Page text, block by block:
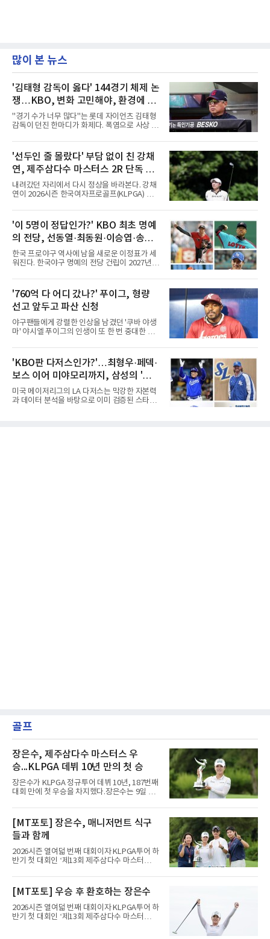
많이 본 뉴스
'김태형 감독이 옳다' 144경기 체제 논
쟁…KBO, 변화 고민해야, 환경에 맞
는 경기 수가 바람직
"경기 수가 너무 많다"는 롯데 자이언츠 김태형
감독이 던진 한마디가 화제다. 폭염으로 사상 초
독은 단순히 더위를 이야기하지 않았다. 우천,
폭염, 부상 등 변수가 늘어나는 현실에서 현재
팀당 144경기 체제가 과연 지속 가능한지 질문
을 던졌다.물론 144경기가 세계적으로 특별히
많은 숫자는 아니다. 메이저리그는 팀당 162경
기, 일본프로야구도 143~144경기를 치른다. 숫
자만 놓고 보면 KBO가 유난히 혹사 구조라고 말
비교하기 어려울 정도로 폭염이 길어지고 강해
지고 있다. 여기에 장마, 이
'선두인 줄 몰랐다' 부담 없이 친 강채
연, 제주삼다수 마스터스 2R 단독 선
두
내려갔던 자리에서 다시 정상을 바라본다. 강채
연이 2026시즌 한국여자프로골프(KLPGA) 투어
억 원, 우승상금 1억8000만 원) 2라운드에서 단
독 선두로 도약했다.강채연은 7일 제주도 서귀
포의 테디밸리 골프앤리조트(파72)에서 열린 2
라운드에서 버디 5개와 보기 1개를 묶어 4언더
파 68타를 쳤다. 중간합계 9언더파 135타로 전
날 공동 4위에서 선두로 올라섰다. 공동 2위 그
룹(8언더파 136타)과는 한 타 차다.이 대회는 그
받았으나, 지난해 상금순위 75위에 그쳐 시드순
위전으로 밀렸고 본선에서도 78위에
'이 5명이 정답인가?' KBO 최초 명예
의 전당, 선동열·최동원·이승엽·송진
우·김응용을 둘러싼 논쟁
한국 프로야구 역사에 남을 새로운 이정표가 세
워진다. 한국야구 명예의 전당 건립이 2027년으
문으로 향하고 있다. "누가 한국 야구 최초의 명
예의 전당 헌액자가 될 것인가?"현재 가장 많이
거론되는 후보군은 선동열, 최동원, 이승엽, 송
진우, 그리고 김응용 감독이다. 한국 야구의 시
대별 상징성과 업적을 고려하면 충분히 설득력
있는 이름들이다.선동열은 한국 야구가 배출한
최고의 투수로 평가받는다. 해태 시절 통산 146
프로야구에서도 성공하며 한국 선수의 해외 진
출 가능성을 보여준 상징적인 존
'760억 다 어디 갔나?' 푸이그, 형량
선고 앞두고 파산 신청
야구팬들에게 강렬한 인상을 남겼던 '쿠바 야생
마' 야시엘 푸이그의 인생이 또 한 번 중대한 갈
거액을 벌었던 푸이그가 연방 사건 선고를 앞두
고 파산보호를 신청했다.푸이그는 최근 미국 플
로리다 파산 법원에 챕터11 파산보호 신청을 냈
다. 챕터11은 기업이나 개인이 채권자들과 협의
를 통해 재정 구조를 재편할 수 있도록 돕는 제도
다.미 매체들에 따르면 푸이그의 자산 규모는
1000만~5000만 달러(약 146억~730억 원), 부
'KBO판 다저스인가?'…최형우·페덱·
보스 이어 미야모리까지, 삼성의 '스펙
만렙' 승부수
미국 메이저리그의 LA 다저스는 막강한 자본력
과 데이터 분석을 바탕으로 이미 검증된 스타들
골프
장은수, 제주삼다수 마스터스 우
승...KLPGA 데뷔 10년 만의 첫 승
장은수가 KLPGA 정규투어 데뷔 10년, 187번째
대회 만에 첫 우승을 차지했다.장은수는 9일 제
서 열린 제주삼다수 마스터스(총상금 10억원)
최종 4라운드에서 보기 없이 버디 3개를 잡아 합
계 14언더파 274타를 기록했다. 13언더파 275
타 공동 2위 강채연, 문정민을 1타 차로 제치고
우승 상금 1억8천만원을 받았다.2017년 신인왕
출신인 그는 상비군과 국가대표를 거쳤지만
2020시즌 이후 세 차례 정규투어 출전권을 잃고
다 16번 홀(파4)에서 두 번째 샷을 홀 3ｍ에 붙여
[MT포토] 장은수, 매니저먼트 식구
들과 함께
2026시즌 열여덟 번째 대회이자 KLPGA투어 하
반기 첫 대회인 ‘제13회 제주삼다수 마스터
제주도 서귀포시에 위치한 테디밸리 골프앤리조
트(파72/6,767야드)에서 열리고 있다.9일 현재
최종라운드 경기가 펼쳐지고 있다.장은수가 18
번 홀에서 진행된 시상식에서 포즈를 취하고 있
다.
[MT포토] 우승 후 환호하는 장은수
2026시즌 열여덟 번째 대회이자 KLPGA투어 하
반기 첫 대회인 ‘제13회 제주삼다수 마스터